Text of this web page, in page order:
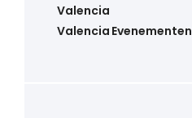
Valencia
Valencia Evenementen